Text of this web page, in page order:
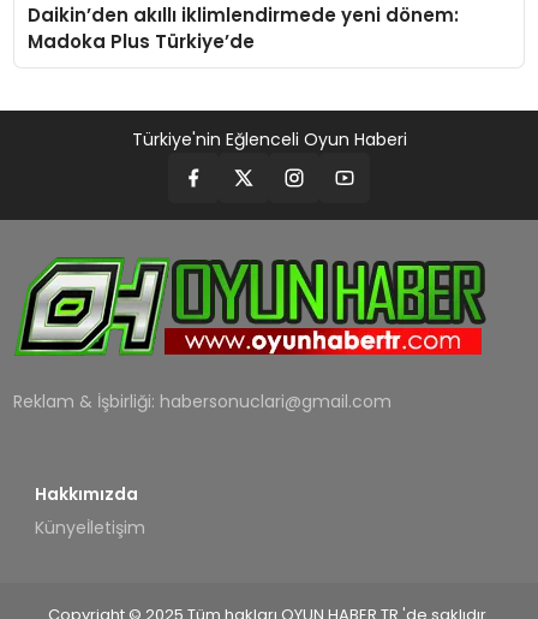
Daikin’den akıllı iklimlendirmede yeni dönem:
Madoka Plus Türkiye’de
Türkiye'nin Eğlenceli Oyun Haberi
Reklam & İşbirliği: habersonuclari@gmail.com
Hakkımızda
Künyeİletişim